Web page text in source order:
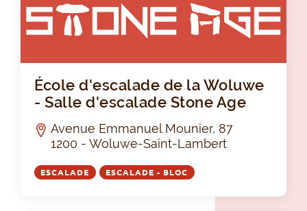
École d'escalade de la Woluwe
- Salle d'escalade Stone Age
Avenue Emmanuel Mounier, 87
1200 - Woluwe-Saint-Lambert
ESCALADE ESCALADE - BLOC